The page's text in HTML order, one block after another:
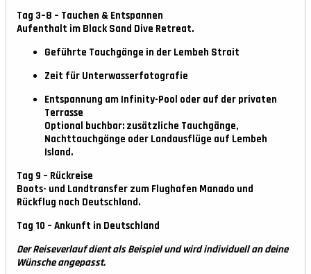
Tag 3–8 – Tauchen & Entspannen
Aufenthalt im Black Sand Dive Retreat.
Geführte Tauchgänge in der Lembeh Strait
Zeit für Unterwasserfotografie
Entspannung am Infinity-Pool oder auf der privaten
Terrasse
Optional buchbar: zusätzliche Tauchgänge,
Nachttauchgänge oder Landausflüge auf Lembeh
Island.
Tag 9 – Rückreise
Boots- und Landtransfer zum Flughafen Manado und
Rückflug nach Deutschland.
Tag 10 – Ankunft in Deutschland
Der Reiseverlauf dient als Beispiel und wird individuell an deine
Wünsche angepasst.